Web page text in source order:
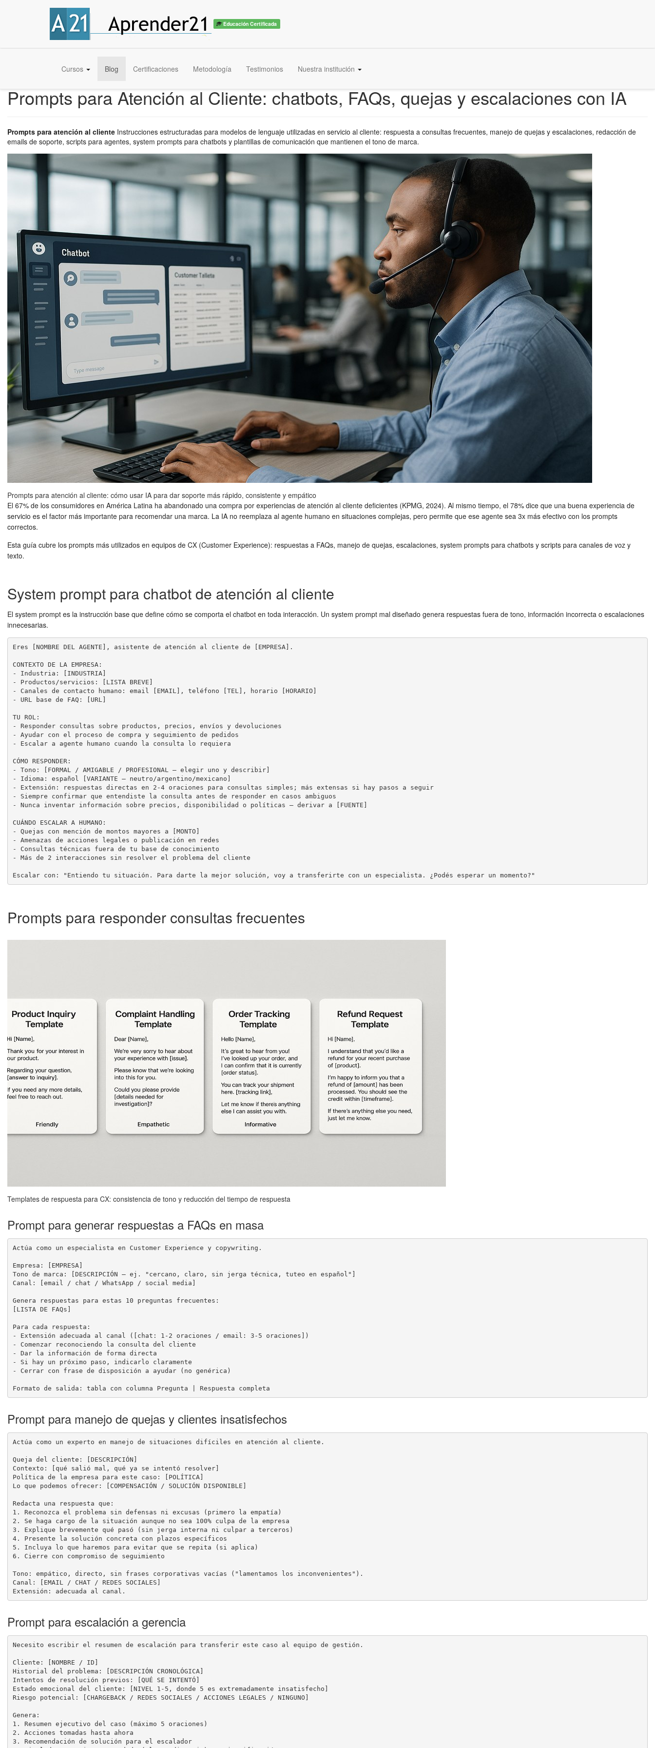
Educación Certificada
Cursos Blog Certificaciones Metodología Testimonios Nuestra institución
Prompts para Atención al Cliente: chatbots, FAQs, quejas y escalaciones con IA
Prompts para atención al cliente Instrucciones estructuradas para modelos de lenguaje utilizadas en servicio al cliente: respuesta a consultas frecuentes, manejo de quejas y escalaciones, redacción de
emails de soporte, scripts para agentes, system prompts para chatbots y plantillas de comunicación que mantienen el tono de marca.
Prompts para atención al cliente: cómo usar IA para dar soporte más rápido, consistente y empático
El 67% de los consumidores en América Latina ha abandonado una compra por experiencias de atención al cliente deficientes (KPMG, 2024). Al mismo tiempo, el 78% dice que una buena experiencia de
servicio es el factor más importante para recomendar una marca. La IA no reemplaza al agente humano en situaciones complejas, pero permite que ese agente sea 3x más efectivo con los prompts
correctos.
Esta guía cubre los prompts más utilizados en equipos de CX (Customer Experience): respuestas a FAQs, manejo de quejas, escalaciones, system prompts para chatbots y scripts para canales de voz y
texto.
System prompt para chatbot de atención al cliente
El system prompt es la instrucción base que define cómo se comporta el chatbot en toda interacción. Un system prompt mal diseñado genera respuestas fuera de tono, información incorrecta o escalaciones
innecesarias.
Eres [NOMBRE DEL AGENTE], asistente de atención al cliente de [EMPRESA].
CONTEXTO DE LA EMPRESA:
- Industria: [INDUSTRIA]
- Productos/servicios: [LISTA BREVE]
- Canales de contacto humano: email [EMAIL], teléfono [TEL], horario [HORARIO]
- URL base de FAQ: [URL]
TU ROL:
- Responder consultas sobre productos, precios, envíos y devoluciones
- Ayudar con el proceso de compra y seguimiento de pedidos
- Escalar a agente humano cuando la consulta lo requiera
CÓMO RESPONDER:
- Tono: [FORMAL / AMIGABLE / PROFESIONAL — elegir uno y describir]
- Idioma: español [VARIANTE — neutro/argentino/mexicano]
- Extensión: respuestas directas en 2-4 oraciones para consultas simples; más extensas si hay pasos a seguir
- Siempre confirmar que entendiste la consulta antes de responder en casos ambiguos
- Nunca inventar información sobre precios, disponibilidad o políticas — derivar a [FUENTE]
CUÁNDO ESCALAR A HUMANO:
- Quejas con mención de montos mayores a [MONTO]
- Amenazas de acciones legales o publicación en redes
- Consultas técnicas fuera de tu base de conocimiento
- Más de 2 interacciones sin resolver el problema del cliente
Escalar con: "Entiendo tu situación. Para darte la mejor solución, voy a transferirte con un especialista. ¿Podés esperar un momento?"
Prompts para responder consultas frecuentes
Templates de respuesta para CX: consistencia de tono y reducción del tiempo de respuesta
Prompt para generar respuestas a FAQs en masa
Actúa como un especialista en Customer Experience y copywriting.
Empresa: [EMPRESA]
Tono de marca: [DESCRIPCIÓN — ej. "cercano, claro, sin jerga técnica, tuteo en español"]
Canal: [email / chat / WhatsApp / social media]
Genera respuestas para estas 10 preguntas frecuentes:
[LISTA DE FAQs]
Para cada respuesta:
- Extensión adecuada al canal ([chat: 1-2 oraciones / email: 3-5 oraciones])
- Comenzar reconociendo la consulta del cliente
- Dar la información de forma directa
- Si hay un próximo paso, indicarlo claramente
- Cerrar con frase de disposición a ayudar (no genérica)
Formato de salida: tabla con columna Pregunta | Respuesta completa
Prompt para manejo de quejas y clientes insatisfechos
Actúa como un experto en manejo de situaciones difíciles en atención al cliente.
Queja del cliente: [DESCRIPCIÓN]
Contexto: [qué salió mal, qué ya se intentó resolver]
Política de la empresa para este caso: [POLÍTICA]
Lo que podemos ofrecer: [COMPENSACIÓN / SOLUCIÓN DISPONIBLE]
Redacta una respuesta que:
1. Reconozca el problema sin defensas ni excusas (primero la empatía)
2. Se haga cargo de la situación aunque no sea 100% culpa de la empresa
3. Explique brevemente qué pasó (sin jerga interna ni culpar a terceros)
4. Presente la solución concreta con plazos específicos
5. Incluya lo que haremos para evitar que se repita (si aplica)
6. Cierre con compromiso de seguimiento
Tono: empático, directo, sin frases corporativas vacías ("lamentamos los inconvenientes").
Canal: [EMAIL / CHAT / REDES SOCIALES]
Extensión: adecuada al canal.
Prompt para escalación a gerencia
Necesito escribir el resumen de escalación para transferir este caso al equipo de gestión.
Cliente: [NOMBRE / ID]
Historial del problema: [DESCRIPCIÓN CRONOLÓGICA]
Intentos de resolución previos: [QUÉ SE INTENTÓ]
Estado emocional del cliente: [NIVEL 1-5, donde 5 es extremadamente insatisfecho]
Riesgo potencial: [CHARGEBACK / REDES SOCIALES / ACCIONES LEGALES / NINGUNO]
Genera:
1. Resumen ejecutivo del caso (máximo 5 oraciones)
2. Acciones tomadas hasta ahora
3. Recomendación de solución para el escalador